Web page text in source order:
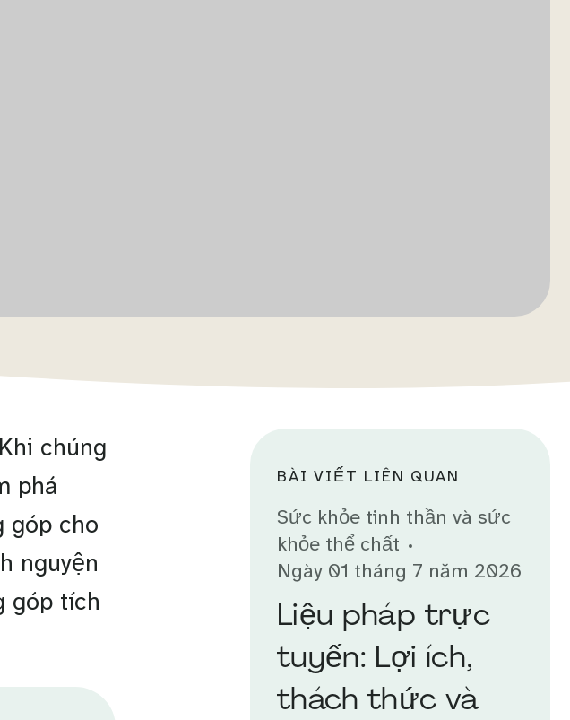
chúng
phá
góp cho
nguyện
góp tích
BÀI VIẾT LIÊN QUAN
Sức khỏe tinh thần và sức
khỏe thể chất
Ngày 01 tháng 7 năm 2026
Liệu pháp trực
tuyến: Lợi ích,
thách thức và